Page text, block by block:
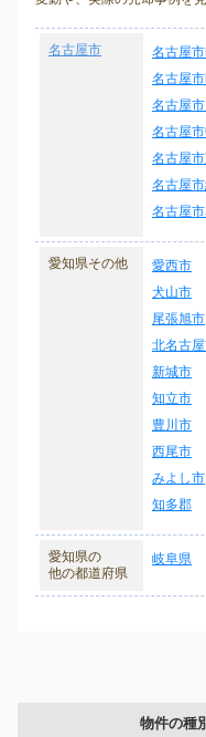
名古屋市 名古屋
名古屋
名古屋
名古屋
名古屋
名古屋
名古屋
愛知県その他 愛西市
犬山市
尾張旭市
北名古
新城市
知立市
豊川市
西尾市
みよし市
知多郡
愛知県の
他の都道府県
岐阜県
物件の種